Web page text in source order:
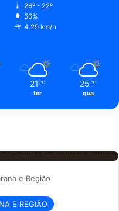
e Região
E REGIÃO
26º - 22º
56%
4.29 km/h
21 ℃
ter
25 ℃
qua